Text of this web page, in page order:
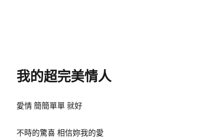
我的超完美情人
愛情 簡簡單單 就好
不時的驚喜 相信妳我的愛